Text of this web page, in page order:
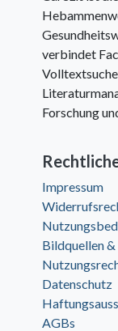
verbindet
Forschung
Impressum
Bildquellen
Datenschutz
AGBs